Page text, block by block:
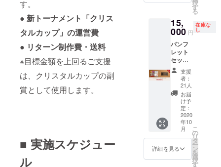
す。
● 新トーナメント「クリス
タルカップ」の運営費
● リターン制作費・送料
※目標金額を上回るご支援
は、クリスタルカップの副
賞として使用します。
■ 実施スケジュー
ル
プ大会
記念パ
ンフ
レット
に掲載
予定で
す。掲
載を辞
退され
る場合
は備考
欄に
「掲載
不要」
とご記
さい。
レット
セット
当日に
会場で
のお渡
しとな
りま
す。 ※
本プロ
ジェク
トにご
参加く
ださっ
た皆様
前をク
リスタ
ますの
で、代
理購入
される
場合は
必ず備
考欄に
来場さ
れる方
のお名
前をご
記入く
ださ
い。 ※
観戦チ
ケット
はメー
会当日
の上決
定いた
しま
す。 ※
チケッ
トの転
売・複
製は固
くお断
りいた
しま
す。席
種・お
名前を
記載し
たチ
ケット
択
す
る
15,
000 円
在庫な
し
パンフ
レット
セット
＋ク
イーン
ズ最終
日（10
月10
日）観
戦チ
ケット
[A席]
※【全席
指定
席】座
席は大
支援
者：
21人
お届
け予
定：
2020
年10
月
詳細を見る
こ
の
リ
タ
ー
ン
を
選
択
す